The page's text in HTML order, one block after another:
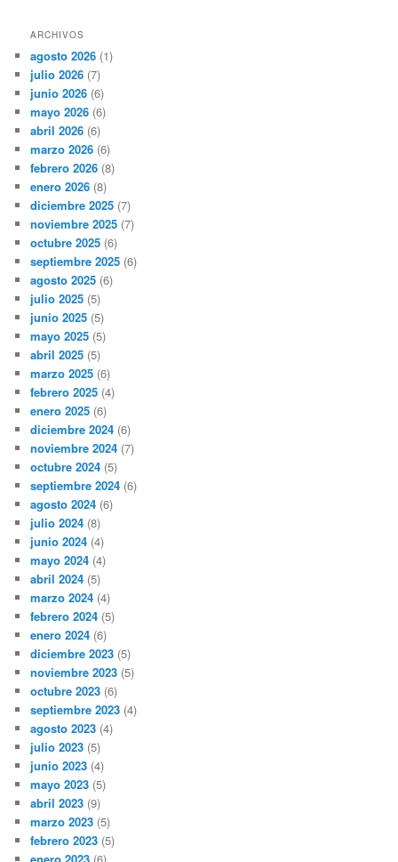
ARCHIVOS
agosto 2026 (1)
julio 2026 (7)
junio 2026 (6)
mayo 2026 (6)
abril 2026 (6)
marzo 2026 (6)
febrero 2026 (8)
enero 2026 (8)
diciembre 2025 (7)
noviembre 2025 (7)
octubre 2025 (6)
septiembre 2025 (6)
agosto 2025 (6)
julio 2025 (5)
junio 2025 (5)
mayo 2025 (5)
abril 2025 (5)
marzo 2025 (6)
febrero 2025 (4)
enero 2025 (6)
diciembre 2024 (6)
noviembre 2024 (7)
octubre 2024 (5)
septiembre 2024 (6)
agosto 2024 (6)
julio 2024 (8)
junio 2024 (4)
mayo 2024 (4)
abril 2024 (5)
marzo 2024 (4)
febrero 2024 (5)
enero 2024 (6)
diciembre 2023 (5)
noviembre 2023 (5)
octubre 2023 (6)
septiembre 2023 (4)
agosto 2023 (4)
julio 2023 (5)
junio 2023 (4)
mayo 2023 (5)
abril 2023 (9)
marzo 2023 (5)
febrero 2023 (5)